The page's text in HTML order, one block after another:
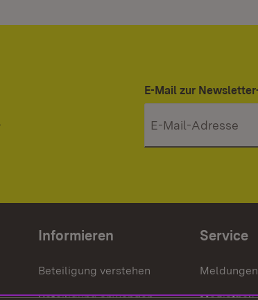
E-Mail zur
Informieren
Beteiligung verstehen
Service
Meldungen